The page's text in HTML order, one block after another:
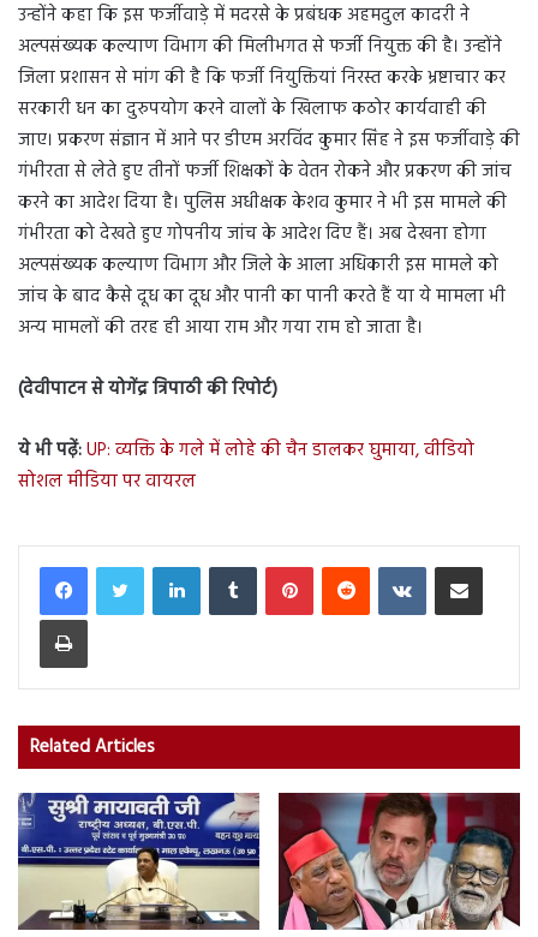
उन्होंने कहा कि इस फर्जीवाड़े में मदरसे के प्रबंधक अहमदुल कादरी ने
अल्पसंख्यक कल्याण विभाग की मिलीभगत से फर्जी नियुक्त की है। उन्होंने
जिला प्रशासन से मांग की है कि फर्जी नियुक्तियां निरस्त करके भ्रष्टाचार कर
सरकारी धन का दुरुपयोग करने वालों के खिलाफ कठोर कार्यवाही की
जाए। प्रकरण संज्ञान में आने पर डीएम अरविंद कुमार सिंह ने इस फर्जीवाड़े की
गंभीरता से लेते हुए तीनों फर्जी शिक्षकों के वेतन रोकने और प्रकरण की जांच
करने का आदेश दिया है। पुलिस अधीक्षक केशव कुमार ने भी इस मामले की
गंभीरता को देखते हुए गोपनीय जांच के आदेश दिए हैं। अब देखना होगा
अल्पसंख्यक कल्याण विभाग और जिले के आला अधिकारी इस मामले को
जांच के बाद कैसे दूध का दूध और पानी का पानी करते हैं या ये मामला भी
अन्य मामलों की तरह ही आया राम और गया राम हो जाता है।
(देवीपाटन से योगेंद्र त्रिपाठी की रिपोर्ट)
ये भी पढ़ें:UP: व्यक्ति के गले में लोहे की चैन डालकर घुमाया, वीडियो
सोशल मीडिया पर वायरल
LinkedInTumblr PinterestReddit VKontakteShare via Email
Print
Related Articles